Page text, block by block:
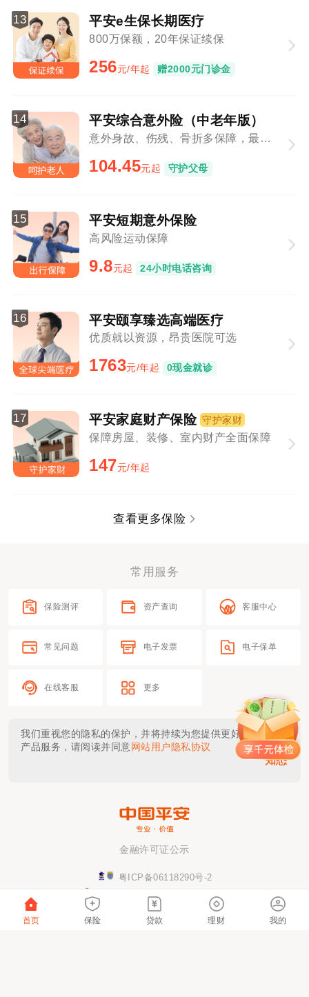
13 平安e生保长期医疗
800万保额，20年保证续保
256元/年起 赠2000元门诊金
14 平安综合意外险（中老年版）
意外身故、伤残、骨折多保障，最高80周岁可投
104.45元起 守护父母
15 平安短期意外保险
高风险运动保障
9.8元起 24小时电话咨询
16 平安颐享臻选高端医疗
优质就以资源，昂贵医院可选
1763元/年起 0现金就诊
17 平安家庭财产保险 守护家财
保障房屋、装修、室内财产全面保障
147元/年起
查看更多保险
常用服务
保险测评 资产查询 客服中心
常见问题 电子发票 电子保单
在线客服 更多
我们重视您的隐私的保护，并将持续为您提供更好的体验与
产品服务，请阅读并同意网站用户隐私协议
知悉
金融许可证公示
粤ICP备06118290号-2
该网站已支持IPv6
本网站仅提供链接服务及技术支持，网站内容由
首页 保险 贷款 理财 我的